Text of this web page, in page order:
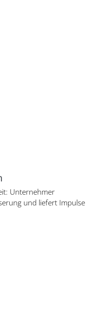
Unternehmer
und liefert Impulse